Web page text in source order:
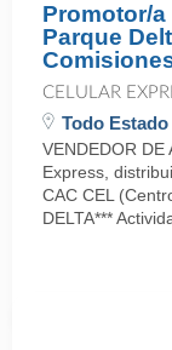
Promotor/a
Parque
CELULAR
Todo
VENDEDOR DE
Express,
CAC CEL
DELTA***